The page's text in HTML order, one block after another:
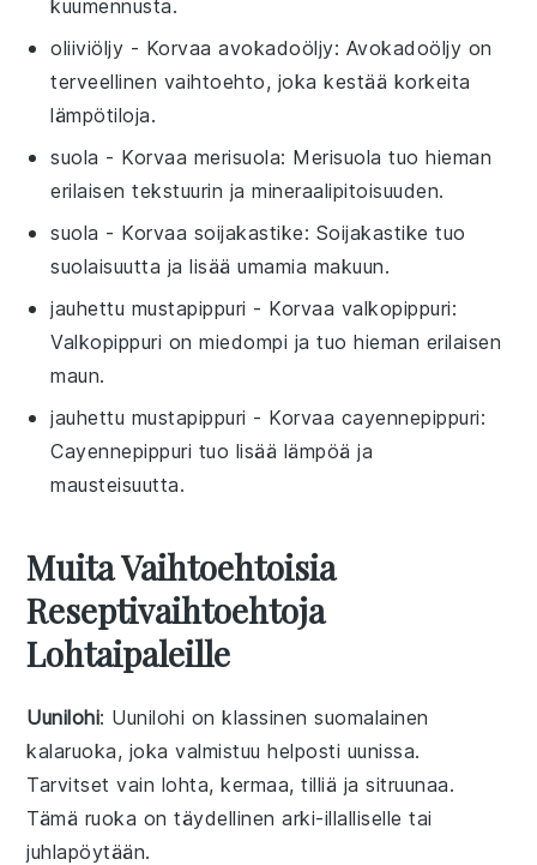
kuumennusta.
oliiviöljy - Korvaaavokadoöljy: Avokadoöljy on
terveellinen vaihtoehto, joka kestää korkeita
lämpötiloja.
suola - Korvaa merisuola: Merisuola tuo hieman
erilaisen tekstuurin ja mineraalipitoisuuden.
suola - Korvaa soijakastike: Soijakastike tuo
suolaisuutta ja lisää umamia makuun.
jauhettu mustapippuri - Korvaa valkopippuri:
Valkopippuri on miedompi ja tuo hieman erilaisen
maun.
jauhettu mustapippuri - Korvaa cayennepippuri:
Cayennepippuri tuo lisää lämpöä ja
mausteisuutta.
Muita Vaihtoehtoisia
Reseptivaihtoehtoja
Lohtaipaleille
Uunilohi: Uunilohi on klassinen suomalainen
kalaruoka, joka valmistuu helposti uunissa.
Tarvitset vain lohta,kermaa,tilliä jasitruunaa.
Tämä ruoka on täydellinen arki-illalliselle tai
juhlapöytään.